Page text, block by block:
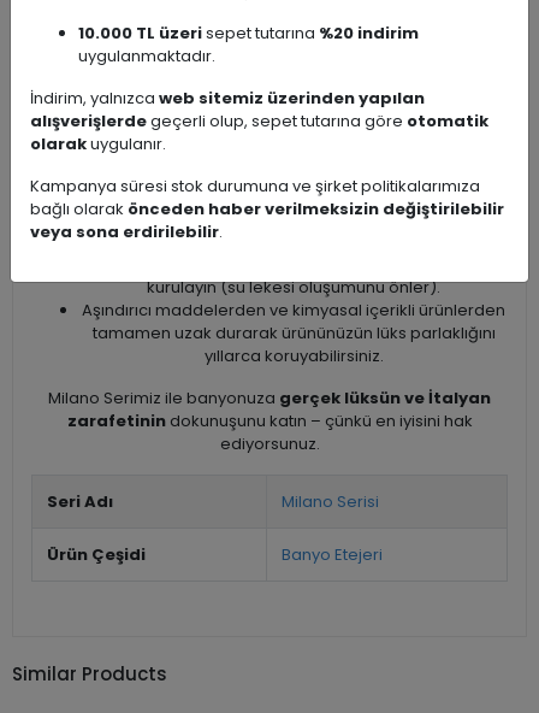
Güçlü asitli veya alkali karakterli aşındırıcı deterjanlar
Aşındırıcı toz/krem temizleyiciler
Tel fırça, sert sünger veya mekanik aşındırıcı
malzemeler
Önerilen bakım ve temizlik
Günlük temizlik için ılık su + nötr pH’lı (hafif) sıvı sabun
veya paslanmaz çelik / krom yüzeyler için özel formüle
edilmiş premium temizleyiciler kullanın.
kurulayın (su lekesi oluşumunu önler).
Aşındırıcı maddelerden ve kimyasal içerikli ürünlerden
tamamen uzak durarak ürününüzün lüks parlaklığını
yıllarca koruyabilirsiniz.
Milano Serimiz ile banyonuza gerçek lüksün ve İtalyan
zarafetinindokunuşunu katın – çünkü en iyisini hak
ediyorsunuz.
Seri Adı Milano Serisi
Ürün Çeşidi Banyo Etejeri
Similar Products
10.000 TL üzerisepet tutarına %20 indirim
uygulanmaktadır.
İndirim, yalnızca web sitemiz üzerinden yapılan
alışverişlerdegeçerli olup, sepet tutarına göre otomatik
olarakuygulanır.
Kampanya süresi stok durumuna ve şirket politikalarımıza
bağlı olarak önceden haber verilmeksizin değiştirilebilir
veya sona erdirilebilir.